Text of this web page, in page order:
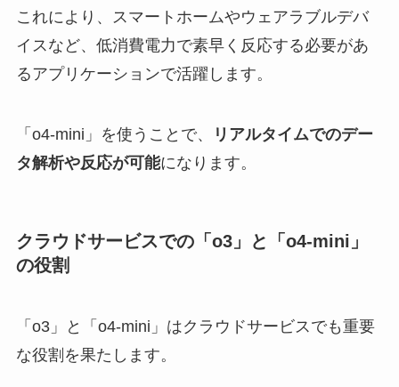
これにより、スマートホームやウェアラブルデバ
イスなど、低消費電力で素早く反応する必要があ
るアプリケーションで活躍します。
「o4-mini」を使うことで、
リアルタイムでのデー
タ解析や反応が可能になります。
クラウドサービスでの「o3」と「o4-mini」
の役割
「o3」と「o4-mini」はクラウドサービスでも重要
な役割を果たします。